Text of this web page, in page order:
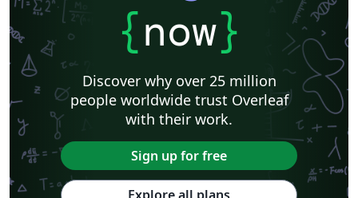
{now}
Discover why over 25 million
people worldwide trust Overleaf
with their work.
Sign up for free